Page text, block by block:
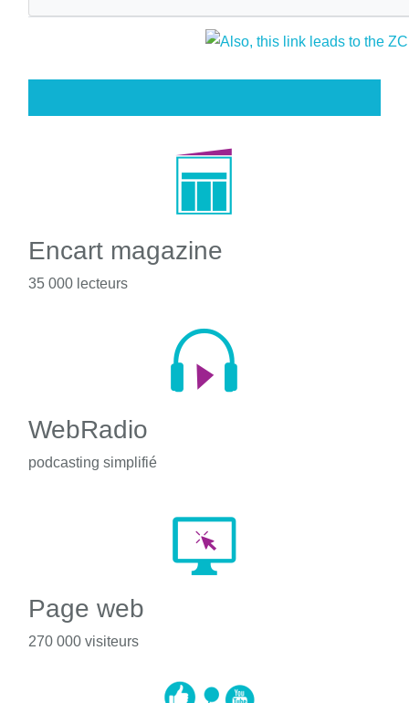
Encart magazine
35 000 lecteurs
WebRadio
podcasting simplifié
Page web
270 000 visiteurs